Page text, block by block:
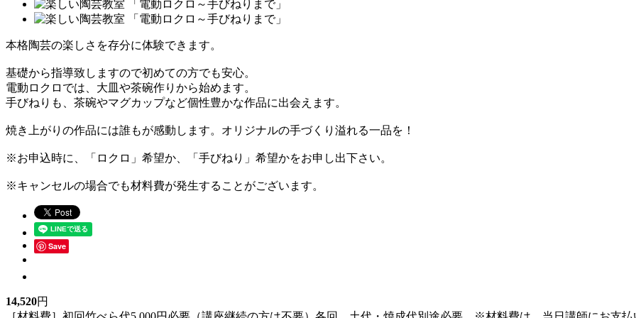
本格陶芸の楽しさを存分に体験できます。
基礎から指導致しますので初めての方でも安心。
電動ロクロでは、大皿や茶碗作りから始めます。
手びねりも、茶碗やマグカップなど個性豊かな作品に出会えます。
焼き上がりの作品には誰もが感動します。オリジナルの手づくり溢れる一品を！
※お申込時に、「ロクロ」希望か、「手びねり」希望かをお申し出下さい。
※キャンセルの場合でも材料費が発生することがございます。
Save
14,520円